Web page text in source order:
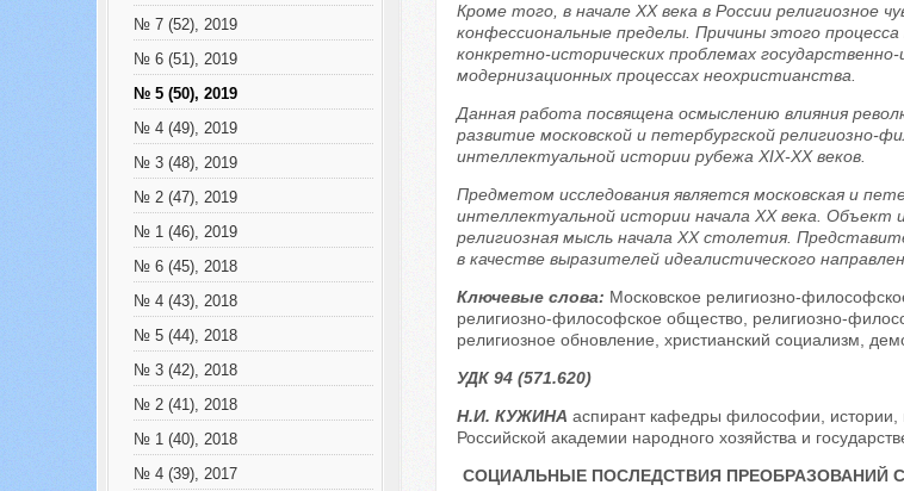
№ 7 (52), 2019
№ 6 (51), 2019
№ 5 (50), 2019
№ 4 (49), 2019
№ 3 (48), 2019
№ 2 (47), 2019
№ 1 (46), 2019
№ 6 (45), 2018
№ 4 (43), 2018
№ 5 (44), 2018
№ 3 (42), 2018
№ 2 (41), 2018
№ 1 (40), 2018
№ 4 (39), 2017
Кроме того, в начале XX века в России религиозное
конфессиональные пределы. Причины этого
конкретно-исторических проблемах
модернизационных процессах неохристианства.
Данная работа посвящена осмыслению влияния
развитие московской и петербургской религиозно-
интеллектуальной истории рубежа XIX-XX веков.
Предметом исследования является московская и
интеллектуальной истории начала XX века. Объект
религиозная мысль начала XX столетия.
в качестве выразителей идеалистического
Ключевые слова: Московское религиозно-
религиозно-философское общество, религиозно-
религиозное обновление, христианский социализм,
УДК 94 (571.620)
Н.И. КУЖИНА аспирант кафедры философии, истории,
Российской академии народного хозяйства и
СОЦИАЛЬНЫЕ ПОСЛЕДСТВИЯ ПРЕОБРАЗОВАНИЙ